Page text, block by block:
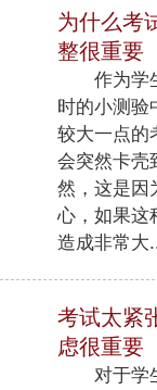
为什么考
整很重要
作为学生
时的小测验
较大一点的
会突然卡壳
然，这是因
心，如果这
造成非常大
考试太紧
虑很重要
对于学生